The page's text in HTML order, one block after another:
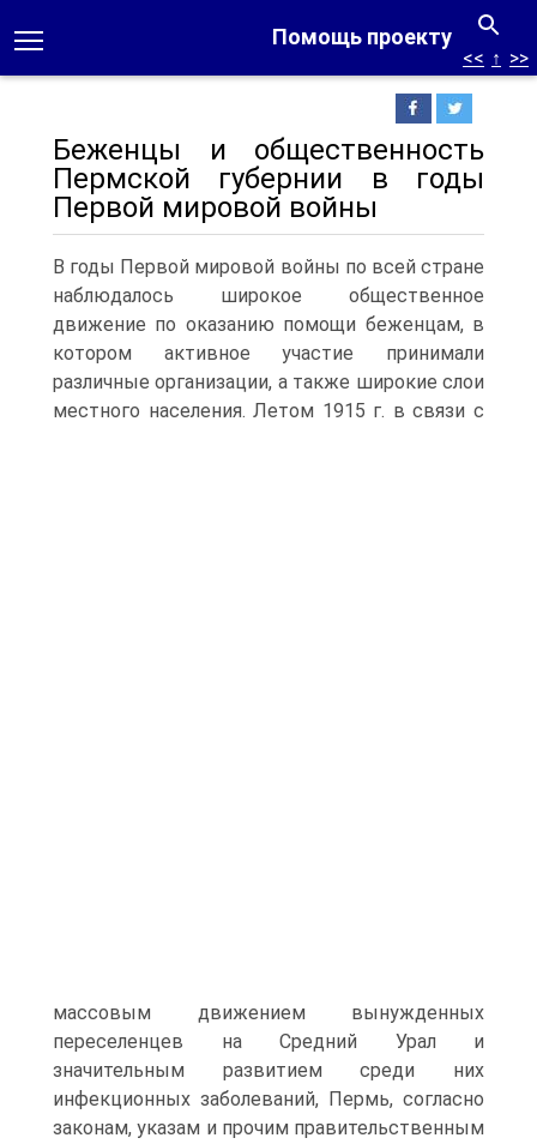
Помощь проекту
<< ↑ >>
Беженцы и общественность
Пермской губернии в годы
Первой мировой войны
В годы Первой мировой войны по всей стране
наблюдалось широкое общественное
движение по оказанию помощи беженцам, в
котором активное участие принимали
различные организации, а также широкие слои
местного населения. Летом 1915 г. в связи с
массовым движением вынужденных
переселенцев на Средний Урал и
значительным развитием среди них
инфекционных заболеваний, Пермь, согласно
законам, указам и прочим правительственным